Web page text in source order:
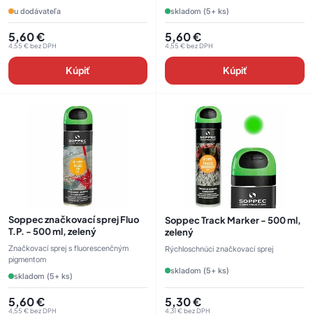
u dodávateľa
5,60€
4,55 €bez DPH
Kúpiť
skladom (5+ ks)
5,60€
4,55 €bez DPH
Kúpiť
Soppec značkovací sprej Fluo
T.P. - 500 ml, zelený
Značkovací sprej s fluorescenčným
pigmentom
skladom (5+ ks)
5,60€
4,55 €bez DPH
Soppec Track Marker - 500 ml,
zelený
Rýchloschnúci značkovací sprej
skladom (5+ ks)
5,30€
4,31€bez DPH